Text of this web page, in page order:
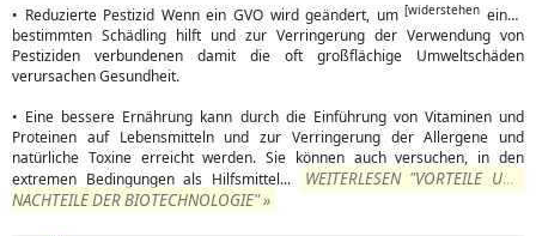
• Reduzierte Pestizid Wenn ein GVO wird geändert, um[widerstehen einen
bestimmten Schädling hilft und zur Verringerung der Verwendung von
Pestiziden verbundenen damit die oft großflächige Umweltschäden
verursachen Gesundheit.
• Eine bessere Ernährung kann durch die Einführung von Vitaminen und
Proteinen auf Lebensmitteln und zur Verringerung der Allergene und
natürliche Toxine erreicht werden. Sie können auch versuchen, in den
extremen Bedingungen als Hilfsmittel...
WEITERLESEN "VORTEILE UND
NACHTEILE DER BIOTECHNOLOGIE" »